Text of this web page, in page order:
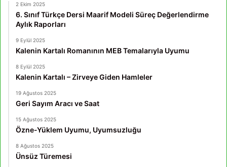
2 Ekim 2025
6. Sınıf Türkçe Dersi Maarif Modeli Süreç Değerlendirme
Aylık Raporları
9 Eylül 2025
Kalenin Kartalı Romanının MEB Temalarıyla Uyumu
8 Eylül 2025
Kalenin Kartalı – Zirveye Giden Hamleler
19 Ağustos 2025
Geri Sayım Aracı ve Saat
15 Ağustos 2025
Özne-Yüklem Uyumu, Uyumsuzluğu
8 Ağustos 2025
Ünsüz Türemesi